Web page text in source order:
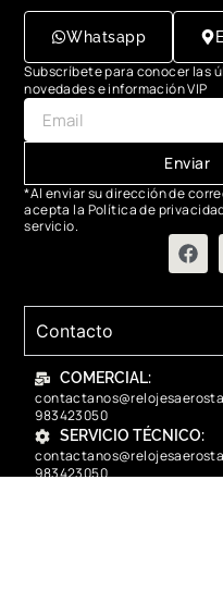
Whatsapp
Subscríbete para conocer las
novedades e información VIP
Enviar
*Al enviar su dirección de
acepta la Política de
servicio.
Contacto
COMERCIAL:
983423050
SERVICIO TÉCNICO:
983423050